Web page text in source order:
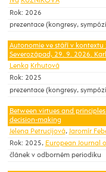
Rok: 2026
prezentace (kongresy,
Autonomie ve stáří v
Severozápad, 29. 9. 2026.
Lenka Krhutová
Rok: 2025
prezentace (kongresy,
Between virtues and
decision-making
Jelena Petrucijová, Jaromír
Rok: 2025, European Journal
článek v odborném periodiku